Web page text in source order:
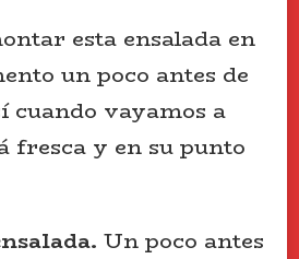
esta ensalada en
un poco antes de
cuando vayamos a
fresca y en su punto
Un poco antes